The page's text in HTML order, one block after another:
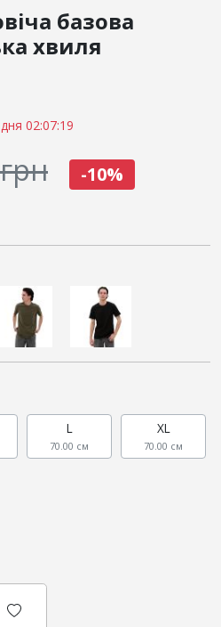
базова
хвиля
02:07:19
-10%
L
70.00 см
XL
70.00 см